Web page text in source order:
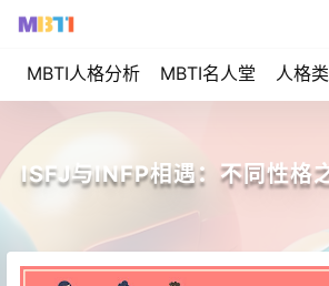
MBTI人格分析 MBTI名人堂 人格
ISFJ与INFP相遇：不同性格